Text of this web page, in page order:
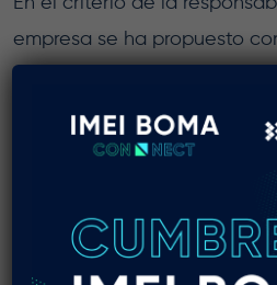
empresa se ha propuesto
reduciendo sus emisiones de
aunque ya se encuentra
meta de 25% que se
el 2020. Asimismo, Cemex
programa de ahorro y